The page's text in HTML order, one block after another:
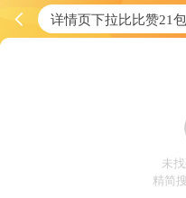
未
精简